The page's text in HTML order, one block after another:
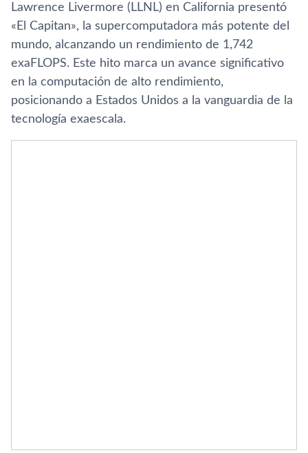
Lawrence Livermore (LLNL) en California presentó
«El Capitan», la supercomputadora más potente del
mundo, alcanzando un rendimiento de 1,742
exaFLOPS. Este hito marca un avance significativo
en la computación de alto rendimiento,
posicionando a Estados Unidos a la vanguardia de la
tecnología exaescala.